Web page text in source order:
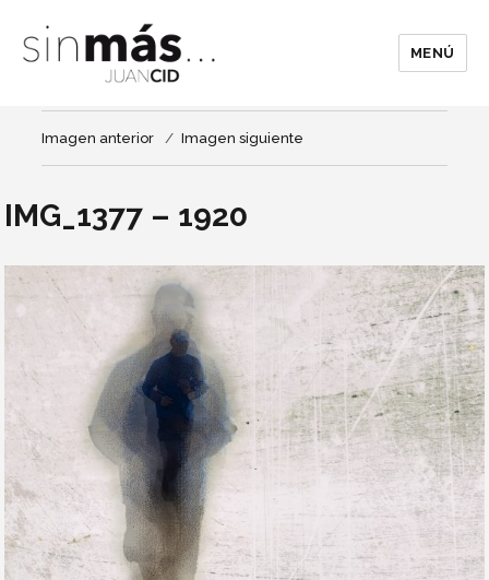
MENÚ
Imagen anterior Imagen siguiente
IMG_1377 – 1920